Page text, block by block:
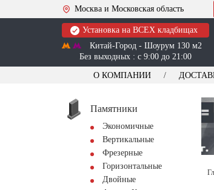
Москва и Московская область
Установка на ВСЕХ кладбищах
Китай-Город - Шоурум 130 м2
Без выходных : с 9:00 до 21:00
О КОМПАНИИ
Памятники
Экономичные
Вертикальные
Фрезерные
Горизонтальные
Двойные